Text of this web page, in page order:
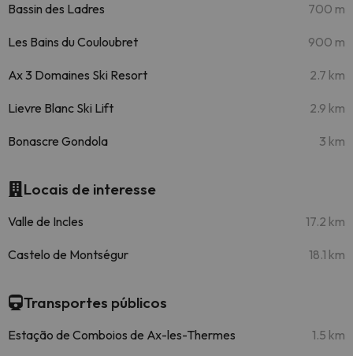
Bassin des Ladres 700 m
Les Bains du Couloubret 900 m
Ax 3 Domaines Ski Resort 2.7 km
Lievre Blanc Ski Lift 2.9 km
Bonascre Gondola 3 km
Locais de interesse
Valle de Incles 17.2 km
Castelo de Montségur 18.1 km
Transportes públicos
Estação de Comboios de Ax-les-Thermes 1.5 km